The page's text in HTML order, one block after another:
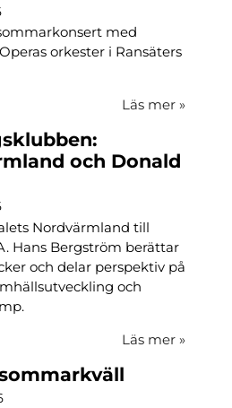
med
orkester i Ransäters
Läs mer »
och Donald
Nordvärmland till
Hans Bergström berättar
och delar perspektiv på
och
Läs mer »